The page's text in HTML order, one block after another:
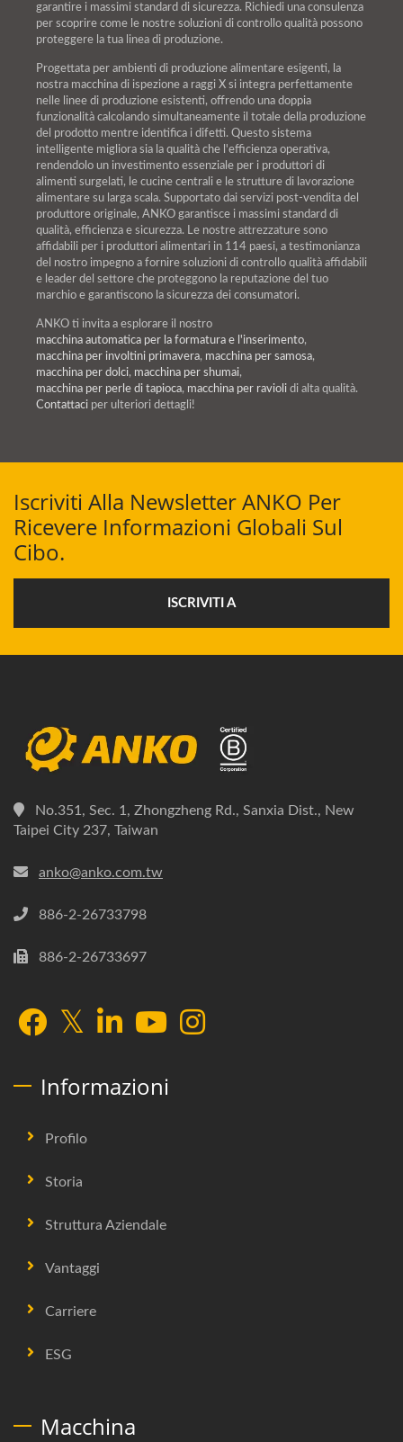
garantire i massimi standard di sicurezza. Richiedi una consulenza
per scoprire come le nostre soluzioni di controllo qualità possono
proteggere la tua linea di produzione.
Progettata per ambienti di produzione alimentare esigenti, la
nostra macchina di ispezione a raggi X si integra perfettamente
nelle linee di produzione esistenti, offrendo una doppia
funzionalità calcolando simultaneamente il totale della produzione
del prodotto mentre identifica i difetti. Questo sistema
intelligente migliora sia la qualità che l'efficienza operativa,
rendendolo un investimento essenziale per i produttori di
alimenti surgelati, le cucine centrali e le strutture di lavorazione
alimentare su larga scala. Supportato dai servizi post-vendita del
produttore originale, ANKO garantisce i massimi standard di
qualità, efficienza e sicurezza. Le nostre attrezzature sono
affidabili per i produttori alimentari in 114 paesi, a testimonianza
del nostro impegno a fornire soluzioni di controllo qualità affidabili
e leader del settore che proteggono la reputazione del tuo
marchio e garantiscono la sicurezza dei consumatori.
ANKO ti invita a esplorare il nostro
macchina automatica per la formatura e l'inserimento,
macchina per involtini primavera, macchina per samosa,
macchina per dolci, macchina per shumai,
macchina per perle di tapioca, macchina per ravioli di alta qualità.
Contattaci per ulteriori dettagli!
Iscriviti Alla Newsletter ANKO Per
Ricevere Informazioni Globali Sul
Cibo.
ISCRIVITI A
No.351, Sec. 1, Zhongzheng Rd., Sanxia Dist., New
Taipei City 237, Taiwan
anko@anko.com.tw
886-2-26733798
886-2-26733697
Informazioni
Profilo
Storia
Struttura Aziendale
Vantaggi
Carriere
ESG
Macchina